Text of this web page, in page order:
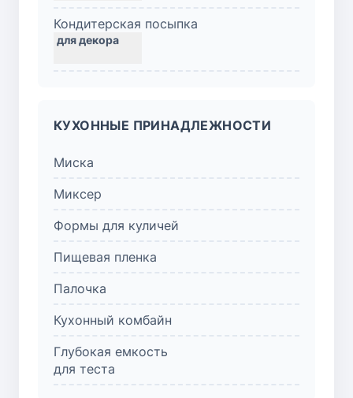
Кондитерская посыпка
КУХОННЫЕ ПРИНАДЛЕЖНОСТИ
Миска
Миксер
Формы для куличей
Пищевая пленка
Палочка
Кухонный комбайн
Глубокая емкость
для теста